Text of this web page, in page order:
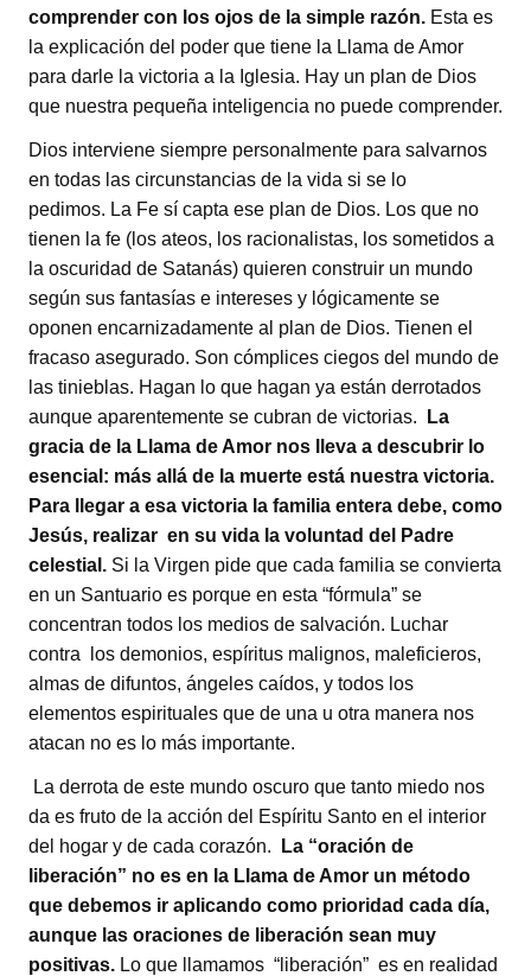
comprender con los ojos de la simple razón. Esta es
la explicación del poder que tiene la Llama de Amor
para darle la victoria a la Iglesia. Hay un plan de Dios
que nuestra pequeña inteligencia no puede comprender.
Dios interviene siempre personalmente para salvarnos
en todas las circunstancias de la vida si se lo
pedimos. La Fe sí capta ese plan de Dios. Los que no
tienen la fe (los ateos, los racionalistas, los sometidos a
la oscuridad de Satanás) quieren construir un mundo
según sus fantasías e intereses y lógicamente se
oponen encarnizadamente al plan de Dios. Tienen el
fracaso asegurado. Son cómplices ciegos del mundo de
las tinieblas. Hagan lo que hagan ya están derrotados
aunque aparentemente se cubran de victorias.
La
gracia de la Llama de Amor nos lleva a descubrir lo
esencial: más allá de la muerte está nuestra victoria.
Para llegar a esa victoria la familia entera debe, como
Jesús, realizar en su vida la voluntad del Padre
celestial. Si la Virgen pide que cada familia se convierta
en un Santuario es porque en esta “fórmula” se
concentran todos los medios de salvación. Luchar
contra los demonios, espíritus malignos, maleficieros,
almas de difuntos, ángeles caídos, y todos los
elementos espirituales que de una u otra manera nos
atacan no es lo más importante.
La derrota de este mundo oscuro que tanto miedo nos
da es fruto de la acción del Espíritu Santo en el interior
del hogar y de cada corazón.
La “oración de
liberación” no es en la Llama de Amor un método
que debemos ir aplicando como prioridad cada día,
aunque las oraciones de liberación sean muy
positivas. Lo que llamamos “liberación” es en realidad